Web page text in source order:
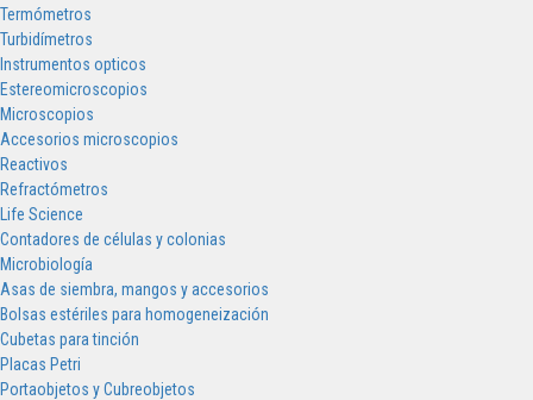
Termómetros
Turbidímetros
Instrumentos opticos
Estereomicroscopios
Microscopios
Accesorios microscopios
Reactivos
Refractómetros
Life Science
Contadores de células y colonias
Microbiología
Asas de siembra, mangos y accesorios
Bolsas estériles para homogeneización
Cubetas para tinción
Placas Petri
Portaobjetos y Cubreobjetos